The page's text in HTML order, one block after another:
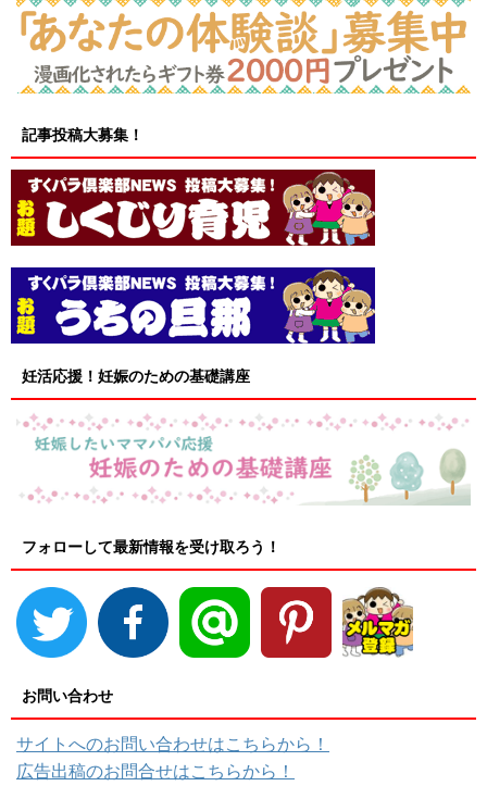
記事投稿大募集！
妊活応援！妊娠のための基礎講座
フォローして最新情報を受け取ろう！
お問い合わせ
サイトへのお問い合わせはこちらから！
広告出稿のお問合せはこちらから！